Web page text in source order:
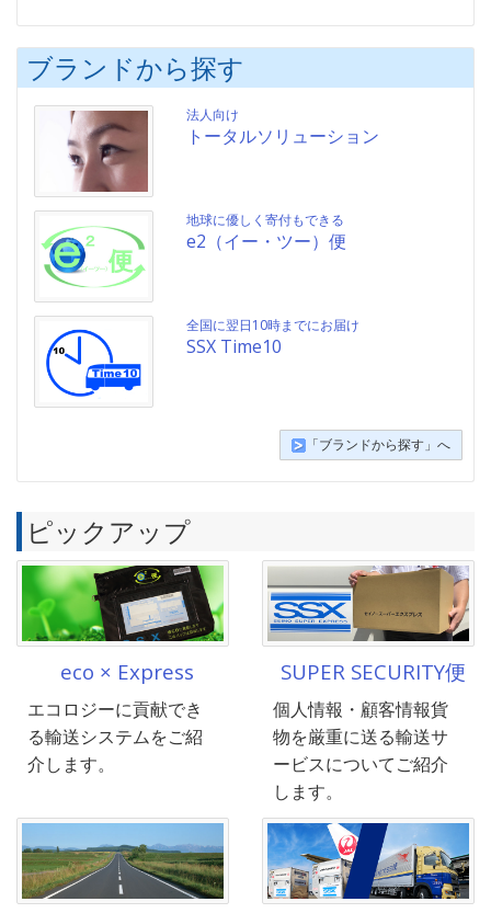
ブランドから探す
法人向け
トータルソリューション
地球に優しく寄付もできる
e2（イー・ツー）便
全国に翌日10時までにお届け
SSX Time10
「ブランドから探す」へ
ピックアップ
eco × Express
エコロジーに貢献でき
る輸送システムをご紹
介します。
SUPER SECURITY便
個人情報・顧客情報貨
物を厳重に送る輸送サ
ービスについてご紹介
します。